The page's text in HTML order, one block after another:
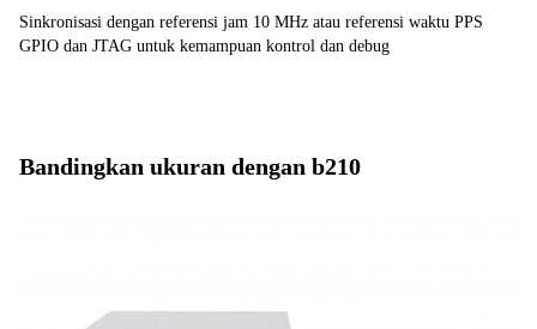
Sinkronisasi dengan referensi jam 10 MHz atau referensi waktu PPS
GPIO dan JTAG untuk kemampuan kontrol dan debug
Bandingkan ukuran dengan b210